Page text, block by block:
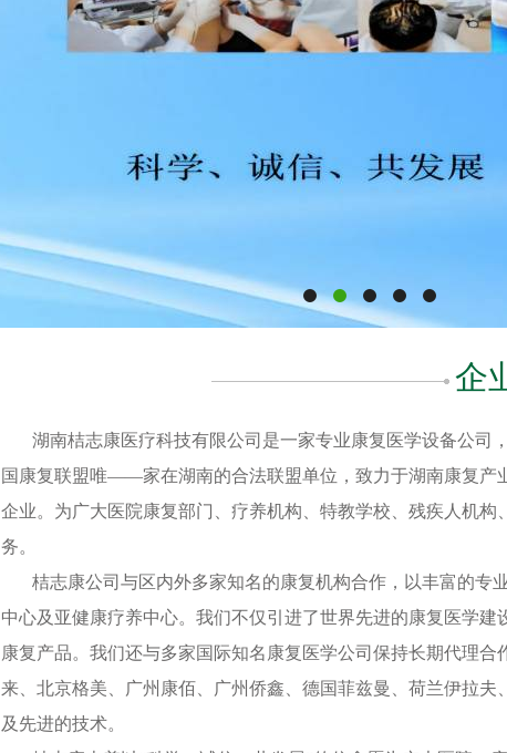
企
湖南桔志康医疗科技有限公司是一家专业康复医学设备公司，
国康复联盟唯――家在湖南的合法联盟单位，致力于湖南康复产
企业。为广大医院康复部门、疗养机构、特教学校、残疾人机
务。
桔志康公司与区内外多家知名的康复机构合作，以丰富的专
中心及亚健康疗养中心。我们不仅引进了世界先进的康复医学
康复产品。我们还与多家国际知名康复医学公司保持长期代理
来、北京格美、广州康佰、广州侨鑫、德国菲兹曼、荷兰伊拉
及先进的技术。